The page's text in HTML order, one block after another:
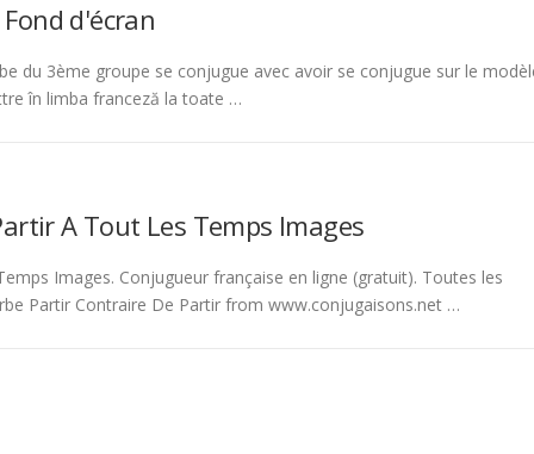
d'écran
du 3ème groupe se conjugue avec avoir se conjugue sur le
în limba franceză la toate …
A Tout Les Temps Images
Images. Conjugueur française en ligne (gratuit). Toutes les
Partir Contraire De Partir from www.conjugaisons.net …